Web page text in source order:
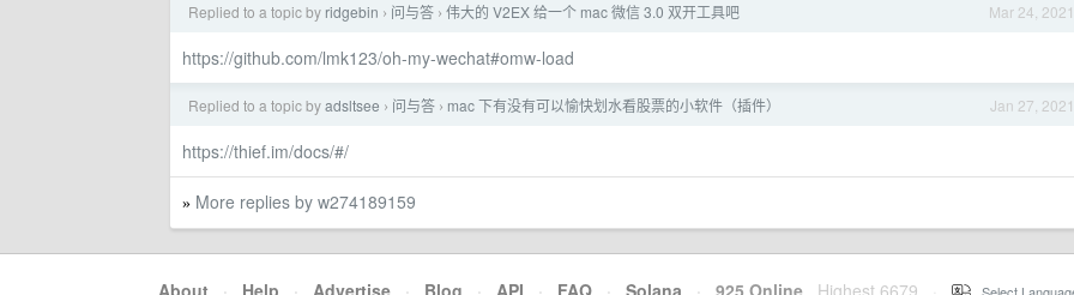
Mar 24, 2021
Replied to a topic by ridgebin › 问与答 › 伟大的 V2EX 给一个 mac 微信 3.0 双开工具吧
https://github.com/lmk123/oh-my-wechat#omw-load
Jan 27, 2021
Replied to a topic byadsltsee › 问与答 › mac 下有没有可以愉快划水看股票的小软件（插件）
https://thief.im/docs/#/
» More replies by w274189159
About · Help · Advertise · Blog · API · FAQ · Solana · 925 Online Highest 6679